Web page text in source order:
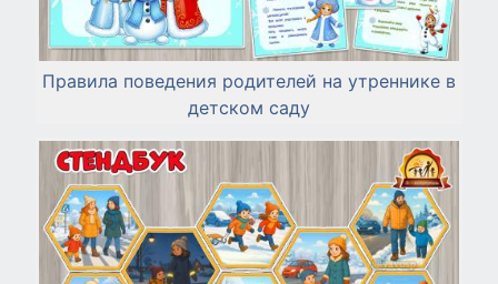
Правила поведения родителей на утреннике в
детском саду